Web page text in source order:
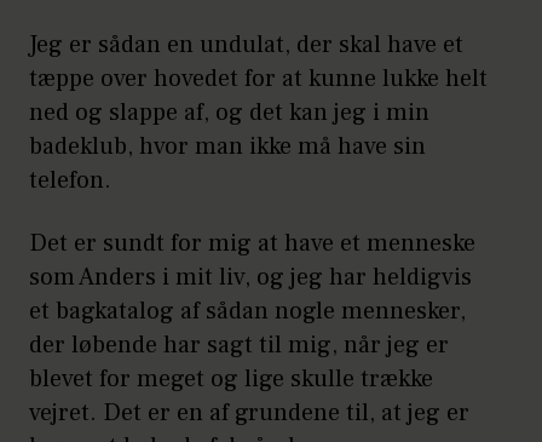
Jeg er sådan en undulat, der skal have et
tæppe over hovedet for at kunne lukke helt
ned og slappe af, og det kan jeg i min
badeklub, hvor man ikke må have sin
telefon.
Det er sundt for mig at have et menneske
som Anders i mit liv, og jeg har heldigvis
et bagkatalog af sådan nogle mennesker,
der løbende har sagt til mig, når jeg er
blevet for meget og lige skulle trække
vejret. Det er en af grundene til, at jeg er